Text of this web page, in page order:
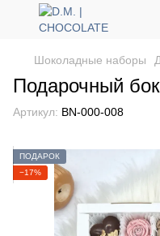
Шоколадные наборы
Подарочный
Артикул: BN-000-008
ПОДАРОК
−17%